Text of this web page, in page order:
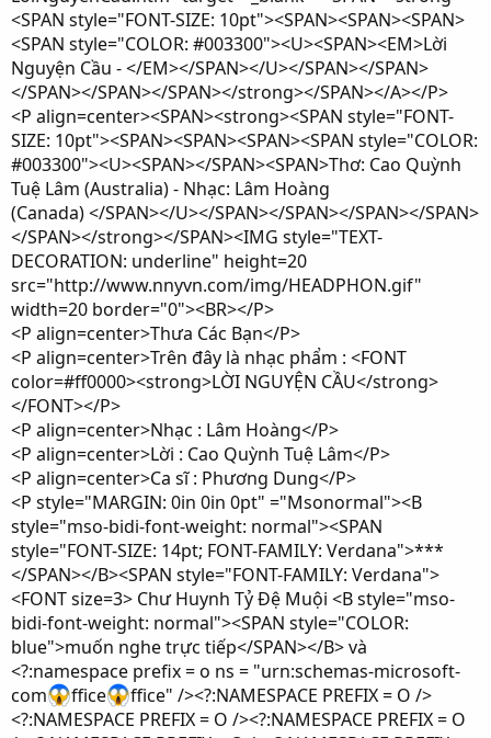
<SPAN style="FONT-SIZE: 10pt"><SPAN><SPAN><SPAN>
<SPAN style="COLOR: #003300"><U><SPAN><EM>Lời
Nguyện Cầu - </EM></SPAN></U></SPAN></SPAN>
</SPAN></SPAN></SPAN></strong></SPAN></A></P>
<P align=center><SPAN><strong><SPAN style="FONT-
SIZE: 10pt"><SPAN><SPAN><SPAN><SPAN style="COLOR:
#003300"><U><SPAN></SPAN><SPAN>Thơ: Cao Quỳnh
Tuệ Lâm (Australia) - Nhạc: Lâm Hoàng
(Canada) </SPAN></U></SPAN></SPAN></SPAN></SPAN>
</SPAN></strong></SPAN><IMG style="TEXT-
DECORATION: underline" height=20
src="http://www.nnyvn.com/img/HEADPHON.gif"
width=20 border="0"><BR></P>
<P align=center>Thưa Các Bạn</P>
<P align=center>Trên đây là nhạc phẩm : <FONT
color=#ff0000><strong>LỜI NGUYỆN CẦU</strong>
</FONT></P>
<P align=center>Nhạc : Lâm Hoàng</P>
<P align=center>Lời : Cao Quỳnh Tuệ Lâm</P>
<P align=center>Ca sĩ : Phương Dung</P>
<P style="MARGIN: 0in 0in 0pt" ="Msonormal"><B
style="mso-bidi-font-weight: normal"><SPAN
style="FONT-SIZE: 14pt; FONT-FAMILY: Verdana">***
</SPAN></B><SPAN style="FONT-FAMILY: Verdana">
<FONT size=3> Chư Huynh Tỷ Đệ Muội <B style="mso-
bidi-font-weight: normal"><SPAN style="COLOR:
blue">muốn nghe trực tiếp</SPAN></B> và
<?:namespace prefix = o ns = "urn:schemas-microsoft-
com
ffice
ffice" /><?:NAMESPACE PREFIX = O />
<?:NAMESPACE PREFIX = O /><?:NAMESPACE PREFIX = O